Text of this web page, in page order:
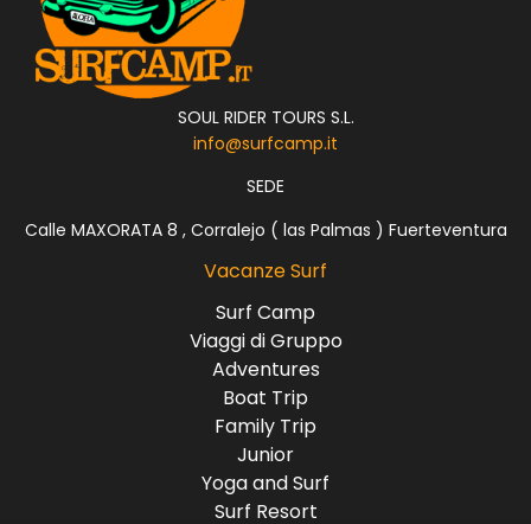
SOUL RIDER TOURS S.L.
info@surfcamp.it
SEDE
Calle MAXORATA 8 , Corralejo ( las Palmas ) Fuerteventura
Vacanze Surf
Surf Camp
Viaggi di Gruppo
Adventures
Boat Trip
Family Trip
Junior
Yoga and Surf
Surf Resort